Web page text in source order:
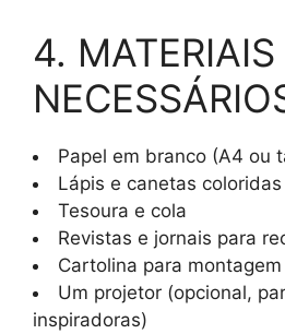
4. MATERIAIS
Papel em branco (A4 ou
Lápis e canetas coloridas
Tesoura e cola
Revistas e jornais para
Cartolina para
Um projetor (opcional,
inspiradoras)